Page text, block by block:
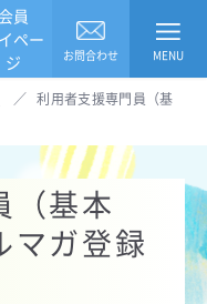
員
ペー
ジ
お問合わせ MENU
／ 利用者支援専門員（基
（基本
マガ登録